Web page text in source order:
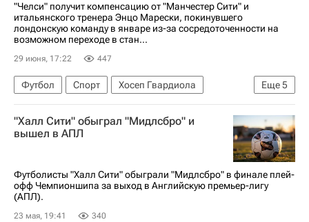
"Челси" получит компенсацию от "Манчестер Сити" и
итальянского тренера Энцо Марески, покинувшего
лондонскую команду в январе из-за сосредоточенности на
возможном переходе в стан...
29 июня, 17:22 447
Еще5
Футбол Спорт
Хосеп Гвардиола
Энцо Мареска
Хаби Алонсо
Челси
Манчестер Сити
Лестер Сити
"Халл Сити" обыграл "Мидлсбро" и
вышел в АПЛ
Футболисты "Халл Сити" обыграли "Мидлсбро" в финале плей-
офф Чемпионшипа за выход в Английскую премьер-лигу
(АПЛ).
23 мая, 19:41 340